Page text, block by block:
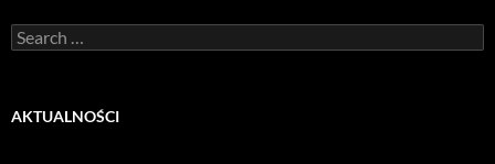
Search
for:
AKTUALNOŚCI